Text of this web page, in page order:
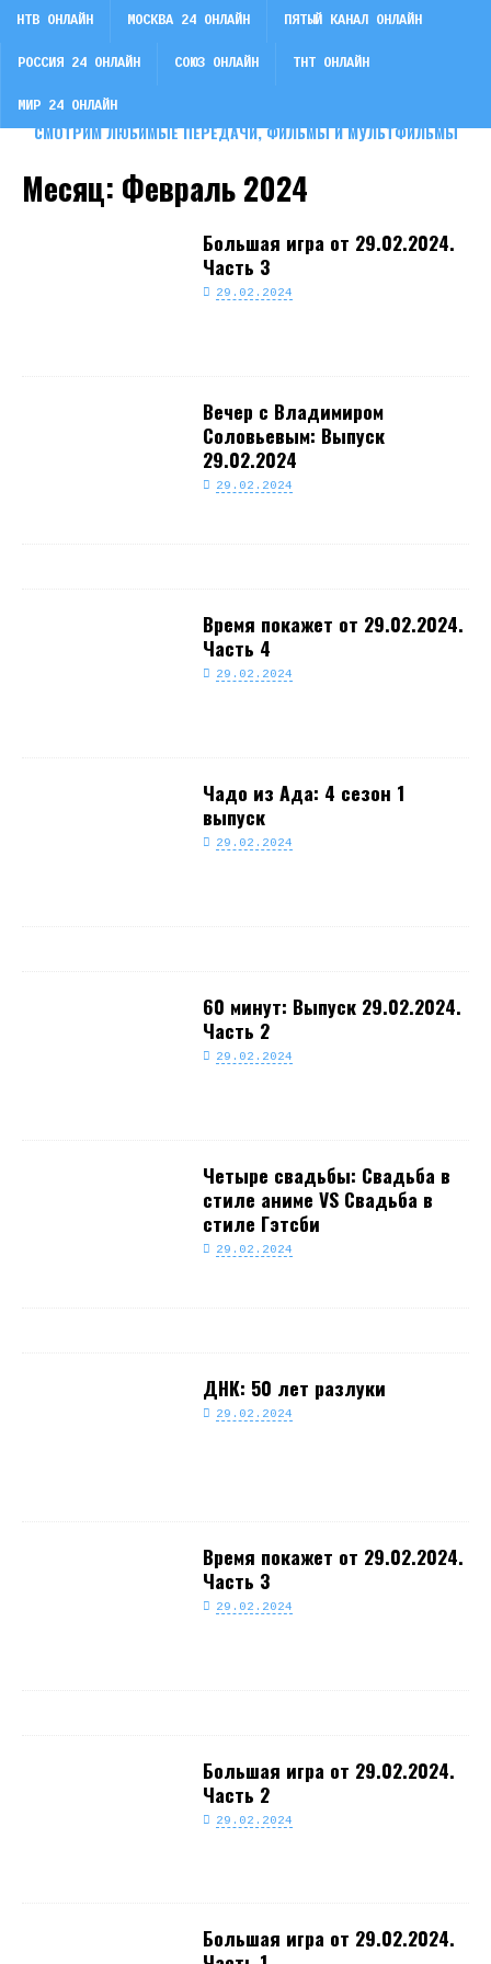
СМОТРИМ ЛЮБИМЫЕ ПЕРЕДАЧИ, ФИЛЬМЫ И МУЛЬТФИЛЬМЫ
НТВ ОНЛАЙН МОСКВА 24 ОНЛАЙН ПЯТЫЙ КАНАЛ ОНЛАЙН
РОССИЯ 24 ОНЛАЙН СОЮЗ ОНЛАЙН ТНТ ОНЛАЙН
МИР 24 ОНЛАЙН
Месяц: Февраль 2024
Большая игра от 29.02.2024.
Часть 3
29.02.2024
Вечер с Владимиром
Соловьевым: Выпуск
29.02.2024
29.02.2024
Время покажет от 29.02.2024.
Часть 4
29.02.2024
Чадо из Ада: 4 сезон 1
выпуск
29.02.2024
60 минут: Выпуск 29.02.2024.
Часть 2
29.02.2024
Четыре свадьбы: Свадьба в
стиле аниме VS Свадьба в
стиле Гэтсби
29.02.2024
ДНК: 50 лет разлуки
29.02.2024
Время покажет от 29.02.2024.
Часть 3
29.02.2024
Большая игра от 29.02.2024.
Часть 2
29.02.2024
Большая игра от 29.02.2024.